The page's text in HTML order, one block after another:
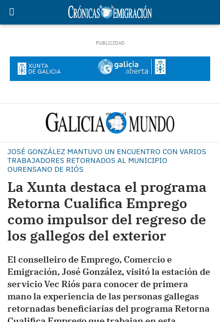
JOSÉ GONZÁLEZ MANTUVO UN ENCUENTRO CON VARIOS
TRABAJADORES RETORNADOS AL MUNICIPIO
OURENSANO DE RIÓS
La Xunta destaca el programa
Retorna Cualifica Emprego
como impulsor del regreso de
los gallegos del exterior
El conselleiro de Emprego, Comercio e
Emigración, José González, visitó la estación de
servicio Vec Riós para conocer de primera
mano la experiencia de las personas gallegas
retornadas beneficiarias del programa Retorna